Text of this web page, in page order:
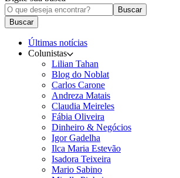
Buscar
Buscar
Últimas notícias
Colunistas
Lilian Tahan
Blog do Noblat
Carlos Carone
Andreza Matais
Claudia Meireles
Fábia Oliveira
Dinheiro & Negócios
Igor Gadelha
Ilca Maria Estevão
Isadora Teixeira
Mario Sabino